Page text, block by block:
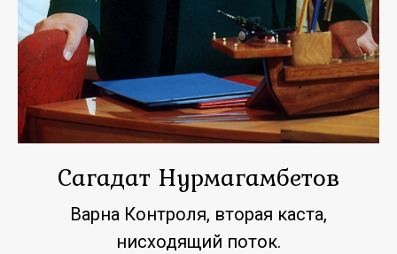
Сагадат Нурмагамбетов
Варна Контроля, вторая каста,
нисходящий поток.